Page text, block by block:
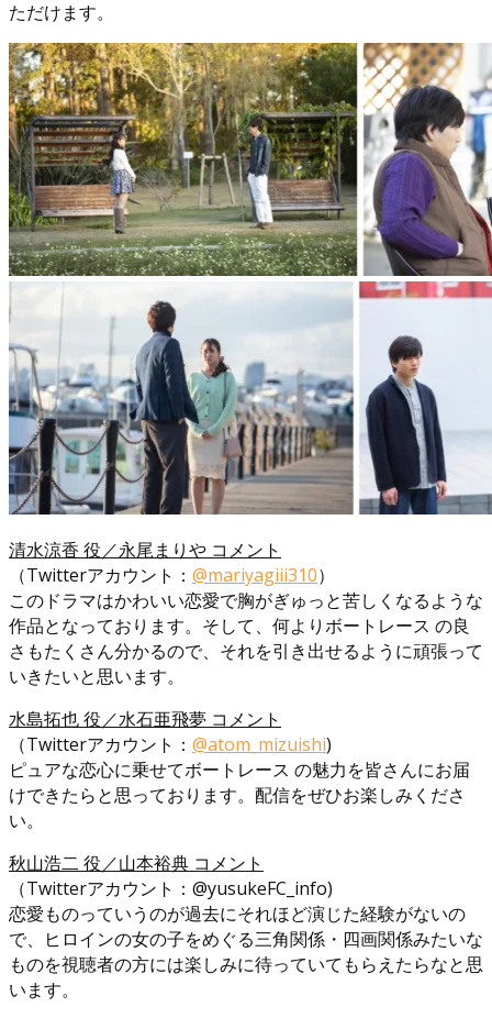
ただけます。
清水涼香 役／永尾まりや コメント
（Twitterアカウント： @mariyagiii310）
このドラマはかわいい恋愛で胸がぎゅっと苦しくなるような
作品となっております。そして、何よりボートレース の良
さもたくさん分かるので、それを引き出せるように頑張って
いきたいと思います。
水島拓也 役／水石亜飛夢 コメント
（Twitterアカウント： @atom_mizuishi)
ピュアな恋心に乗せてボートレース の魅力を皆さんにお届
けできたらと思っております。配信をぜひお楽しみくださ
い。
秋山浩二 役／山本裕典 コメント
（Twitterアカウント：@yusukeFC_info)
恋愛ものっていうのが過去にそれほど演じた経験がないの
で、ヒロインの女の子をめぐる三角関係・四画関係みたいな
ものを視聴者の方には楽しみに待っていてもらえたらなと思
います。